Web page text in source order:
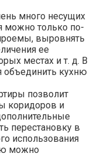
много несущих
можно только по-
выровнять
ее
местах и т. д. В
объединить кухню
позволит
коридоров и
перестановку в
использования
можно